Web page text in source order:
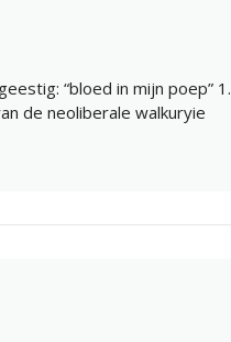
“bloed in mijn poep” 1.
de neoliberale walkuryie